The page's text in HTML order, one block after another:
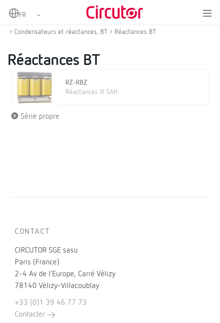
Home
Condensateurs et réactances, BT
Réactances BT
Réactances BT
RZ-RBZ
Réactances III SAH
Série propre
CONTACT
CIRCUTOR SGE sasu
Paris (France)
2-4 Av de l’Europe, Carré Vélizy
78140 Vélizy-Villacoublay
+33 (0)1 39 46 77 73
Contacter